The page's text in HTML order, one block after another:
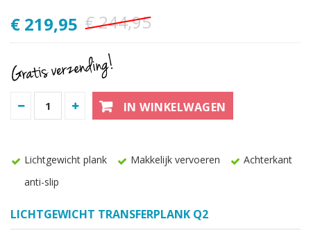
€ 219,95 € 244,95
IN WINKELWAGEN
Lichtgewicht plank Makkelijk vervoeren
Achterkant
anti-slip
LICHTGEWICHT TRANSFERPLANK Q2